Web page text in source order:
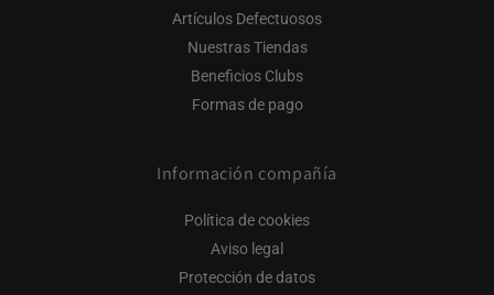
Artículos Defectuosos
Nuestras Tiendas
Beneficios Clubs
Formas de pago
Información compañía
Política de cookies
Aviso legal
Protección de datos